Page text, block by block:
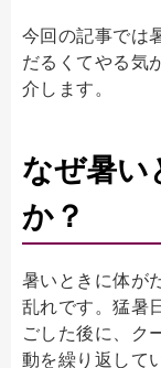
今回の記事では
だるくてやる気
介します。
なぜ暑い
か？
暑いときに体が
乱れです。猛暑
ごした後に、ク
動を繰り返して